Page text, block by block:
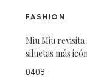
FASHION
Miu Miu
siluetas más
0408